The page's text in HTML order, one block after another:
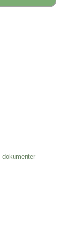
dokumenter